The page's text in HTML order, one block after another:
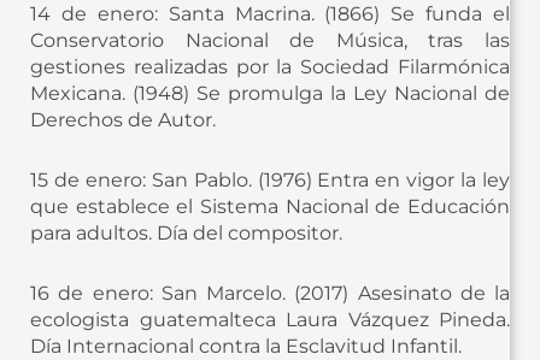
14 de enero: Santa Macrina. (1866) Se funda el
Conservatorio Nacional de Música, tras las
gestiones realizadas por la Sociedad Filarmónica
Mexicana. (1948) Se promulga la Ley Nacional de
Derechos de Autor.
15 de enero: San Pablo. (1976) Entra en vigor la ley
que establece el Sistema Nacional de Educación
para adultos. Día del compositor.
16 de enero: San Marcelo. (2017) Asesinato de la
ecologista guatemalteca Laura Vázquez Pineda.
Día Internacional contra la Esclavitud Infantil.